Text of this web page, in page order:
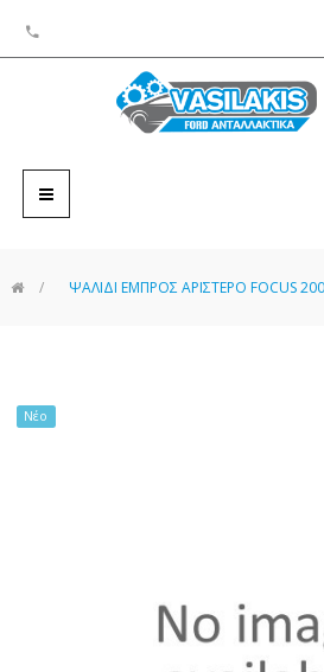
Toggle
navigation
> ΨΑΛΙΔΙ ΕΜΠΡΟΣ ΑΡΙΣΤΕΡΟ FOCUS
Νέο